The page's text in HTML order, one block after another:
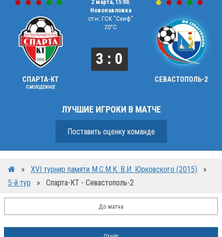
СПАРТА-КТ
П.МОЛОДЕЖНОЕ
2 марта, 15:00
Новопавловка
ст-н: ГСК "Скиф"
20°C
3 : 0
СЕВАСТОПОЛЬ-2
ЛУЧШИЕ ИГРОКИ В МАТЧЕ
Поставить оценку команде
» XVI турнир памяти М.С.М.К. В.И. Юрковского (2015)
»
5-й тур
» Спарта-КТ - Севастополь-2
До матча